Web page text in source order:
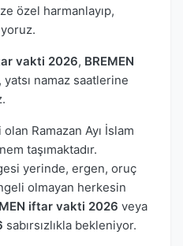
özel harmanlayıp,
vakti 2026, BREMEN
yatsı namaz saatlerine
Ramazan Ayı İslam
taşımaktadır.
yerinde, ergen, oruç
olmayan herkesin
iftar vakti 2026 veya
sabırsızlıkla bekleniyor.